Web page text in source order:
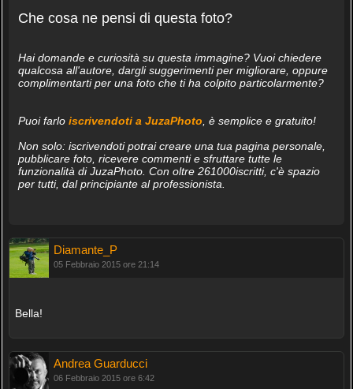
Che cosa ne pensi di questa foto?
Hai domande e curiosità su questa immagine? Vuoi chiedere
qualcosa all'autore, dargli suggerimenti per migliorare, oppure
complimentarti per una foto che ti ha colpito particolarmente?
Puoi farlo iscrivendoti a JuzaPhoto , è semplice e gratuito!
Non solo: iscrivendoti potrai creare una tua pagina personale,
pubblicare foto, ricevere commenti e sfruttare tutte le
funzionalità di JuzaPhoto. Con oltre 261000iscritti, c'è spazio
per tutti, dal principiante al professionista.
Diamante_P
05 Febbraio 2015 ore 21:14
Bella!
Andrea Guarducci
06 Febbraio 2015 ore 6:42